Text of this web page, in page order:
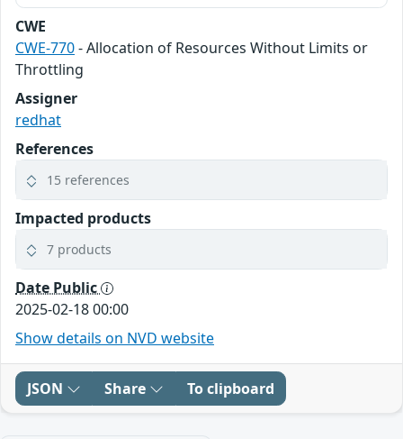
CWE
CWE-770- Allocation of Resources Without Limits or
Throttling
Assigner
redhat
References
15 references
Impacted products
7 products
Date Public
2025-02-18 00:00
Show details on NVD website
JSON Share To clipboard